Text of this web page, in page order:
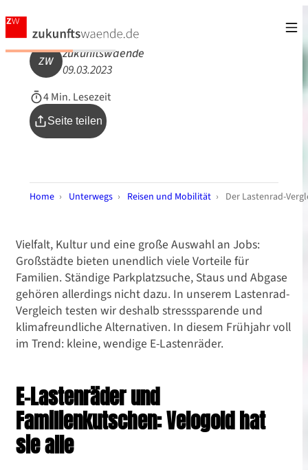
ZW
zukunftswaende
09.03.2023
4 Min. Lesezeit
Seite teilen
Home › Unterwegs › Reisen und Mobilität › Der Lastenrad-
Vielfalt, Kultur und eine große Auswahl an Jobs:
Großstädte bieten unendlich viele Vorteile für
Familien. Ständige Parkplatzsuche, Staus und Abgase
gehören allerdings nicht dazu. In unserem Lastenrad-
Vergleich testen wir deshalb stresssparende und
klimafreundliche Alternativen. In diesem Frühjahr voll
im Trend: kleine, wendige E-Lastenräder.
E-Lastenräder und
Familienkutschen: Velogold hat
sie alle